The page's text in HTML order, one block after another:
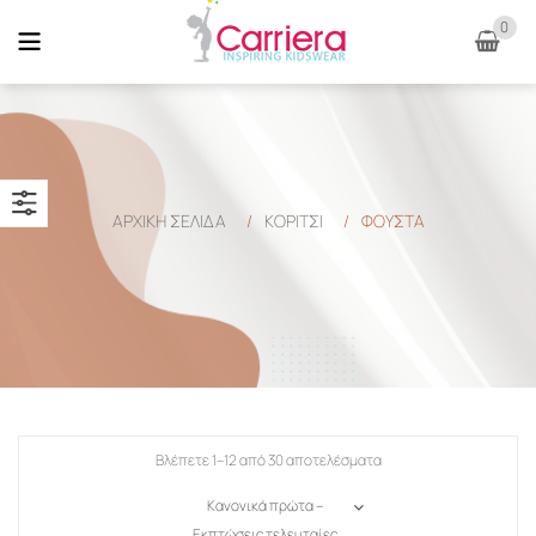
0
ΑΡΧΙΚΉ ΣΕΛΊΔΑ / ΚΟΡΙΤΣΙ / ΦΟΎΣΤΑ
Βλέπετε 1–12 από 30 αποτελέσματα
Κανονικά πρώτα –